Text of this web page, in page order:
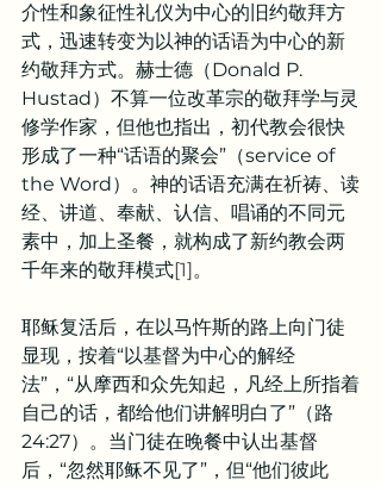
介性和象征性礼仪为中心的旧约敬拜方
式，迅速转变为以神的话语为中心的新
约敬拜方式。赫士德（Donald P.
Hustad）不算一位改革宗的敬拜学与灵
修学作家，但他也指出，初代教会很快
形成了一种“话语的聚会”（service of
the Word）。神的话语充满在祈祷、读
经、讲道、奉献、认信、唱诵的不同元
素中，加上圣餐，就构成了新约教会两
千年来的敬拜模式[1]。
耶稣复活后，在以马忤斯的路上向门徒
显现，按着“以基督为中心的解经
法”，“从摩西和众先知起，凡经上所指着
自己的话，都给他们讲解明白了”（路
24:27）。当门徒在晚餐中认出基督
后，“忽然耶稣不见了”，但“他们彼此